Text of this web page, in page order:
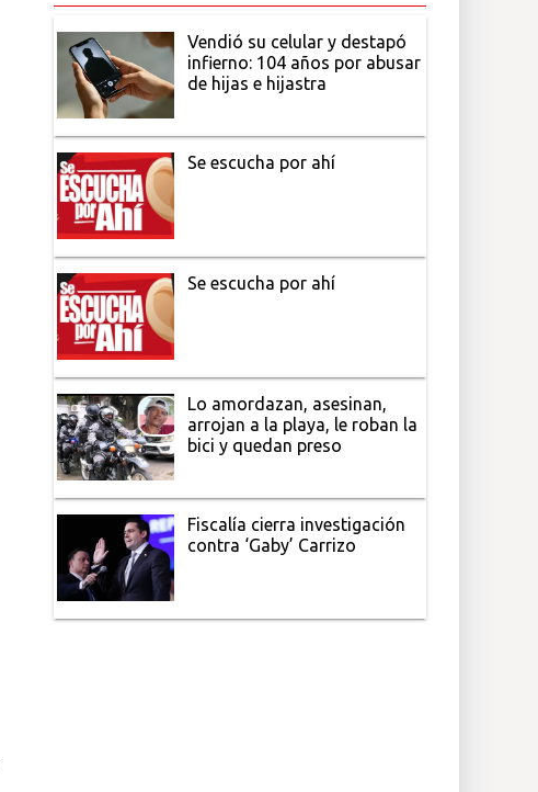
Vendió su celular y destapó
infierno: 104 años por abusar
de hijas e hijastra
Se escucha por ahí
Se escucha por ahí
Lo amordazan, asesinan,
arrojan a la playa, le roban la
bici y quedan preso
Fiscalía cierra investigación
contra ‘Gaby’ Carrizo